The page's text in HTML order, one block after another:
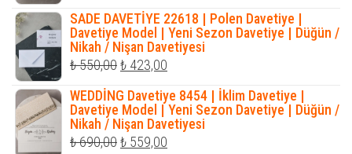
fiyat:
₺ 4.500,00.fiyat:
₺ 4.395,00.
SADE DAVETİYE 22618 | Polen Davetiye |
Davetiye Model | Yeni Sezon Davetiye | Düğün /
Nikah / Nişan Davetiyesi
₺550,00Orijinal
₺ 550,00.
₺ 423,00
fiyat:
₺ 423,00.
WEDDİNG Davetiye 8454 | İklim Davetiye |
Davetiye Model | Yeni Sezon Davetiye | Düğün /
Nikah / Nişan Davetiyesi
₺690,00Orijinal
₺ 559,00